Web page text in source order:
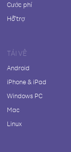
Cước phí
Hỗ trợ
TẢI VỀ
Android
iPhone & iPad
Windows PC
Mac
Linux